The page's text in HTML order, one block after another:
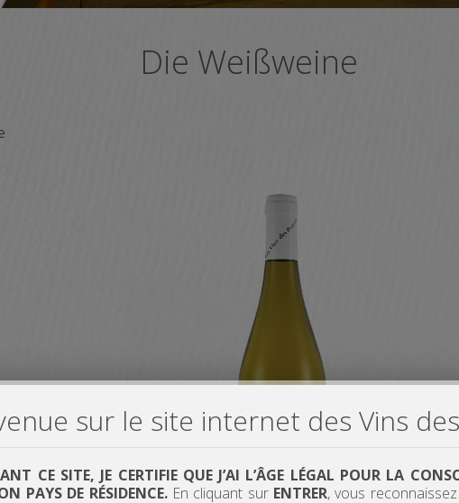
Die Weißweine
sur le site internet des Vins
CE SITE, JE CERTIFIE QUE J’AI L’ÂGE LÉGAL POUR LA
PAYS DE RÉSIDENCE.En cliquant sur ENTRER, vous